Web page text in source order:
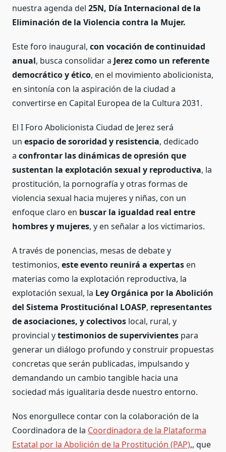
nuestra agenda del 25N, Día Internacional de la
Eliminación de la Violencia contra la Mujer.
Este foro inaugural, con vocación de continuidad
anual, busca consolidar a Jerez como un referente
democrático y ético, en el movimiento abolicionista,
en sintonía con la aspiración de la ciudad a
convertirse en Capital Europea de la Cultura 2031.
El I Foro Abolicionista Ciudad de Jerez será
un espacio de sororidad y resistencia, dedicado
a confrontar las dinámicas de opresión que
sustentan la explotación sexual y reproductiva, la
prostitución, la pornografía y otras formas de
violencia sexual hacia mujeres y niñas, con un
enfoque claro en buscar la igualdad real entre
hombres y mujeres, y en señalar a los victimarios.
A través de ponencias, mesas de debate y
testimonios, este evento reunirá a expertas en
materias como la explotación reproductiva, la
explotación sexual, la Ley Orgánica por la Abolición
del Sistema Prostituciónal LOASP, representantes
de asociaciones, y colectivos local, rural, y
provincial ytestimonios de supervivientes para
generar un diálogo profundo y construir propuestas
concretas que serán publicadas, impulsando y
demandando un cambio tangible hacia una
sociedad más igualitaria desde nuestro entorno.
Nos enorgullece contar con la colaboración de la
Coordinadora de la Coordinadora de la Plataforma
Estatal por la Abolición de la Prostitución (PAP),, que